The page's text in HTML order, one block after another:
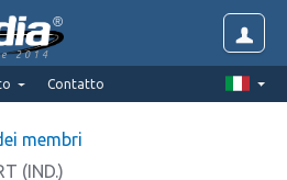
2014
Contatto
membri
(IND.)